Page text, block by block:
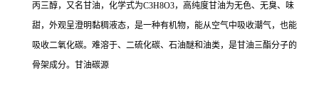
丙三醇，又名甘油，化学式为C3H8O3，高纯度甘油为无色、无臭、味
甜，外观呈澄明黏稠液态，是一种有机物，能从空气中吸收潮气，也能
吸收二氧化碳。难溶于、二硫化碳、石油醚和油类，是甘油三酯分子的
骨架成分。甘油碳源